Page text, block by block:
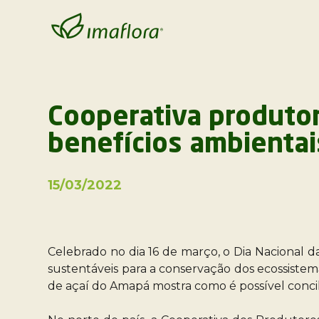
Cooperativa
benefícios
15/03/2022
Celebrado no dia 16 de março, o Dia Nacional
sustentáveis para a conservação dos
de açaí do Amapá mostra como é possível